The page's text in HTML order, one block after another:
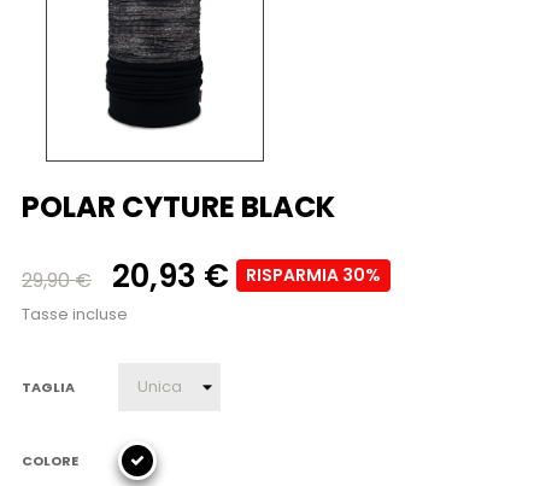
POLAR CYTURE BLACK
29,90 € 20,93 € RISPARMIA 30%
Tasse incluse
TAGLIA
COLORE